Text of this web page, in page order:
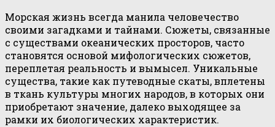
Морская жизнь всегда манила человечество
своими загадками и тайнами. Сюжеты, связанные
с существами океанических просторов, часто
становятся основой мифологических сюжетов,
переплетая реальность и вымысел. Уникальные
существа, такие как путеводные скаты, вплетены
в ткань культуры многих народов, в которых они
приобретают значение, далеко выходящее за
рамки их биологических характеристик.